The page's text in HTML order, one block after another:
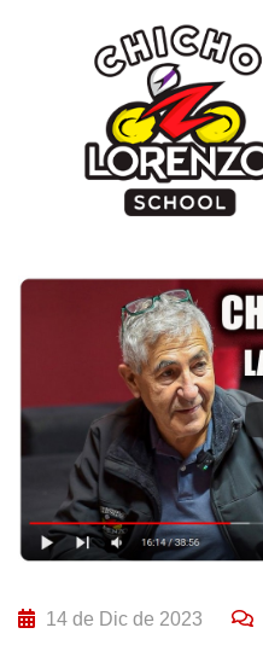
14 de Dic de 2023